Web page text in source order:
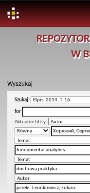
W
Wyszukaj
Szukaj:
for
Aktualne filtry: